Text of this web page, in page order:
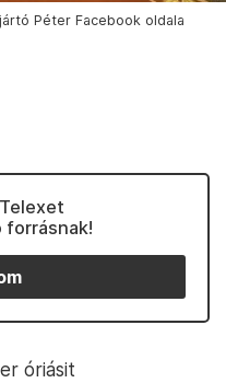
Péter Facebook oldala
forrásnak!
óriásit